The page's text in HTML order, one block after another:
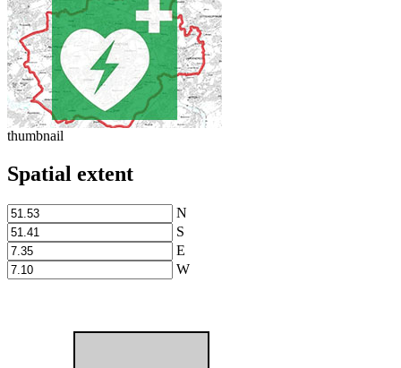
thumbnail
Spatial extent
N
S
E
W